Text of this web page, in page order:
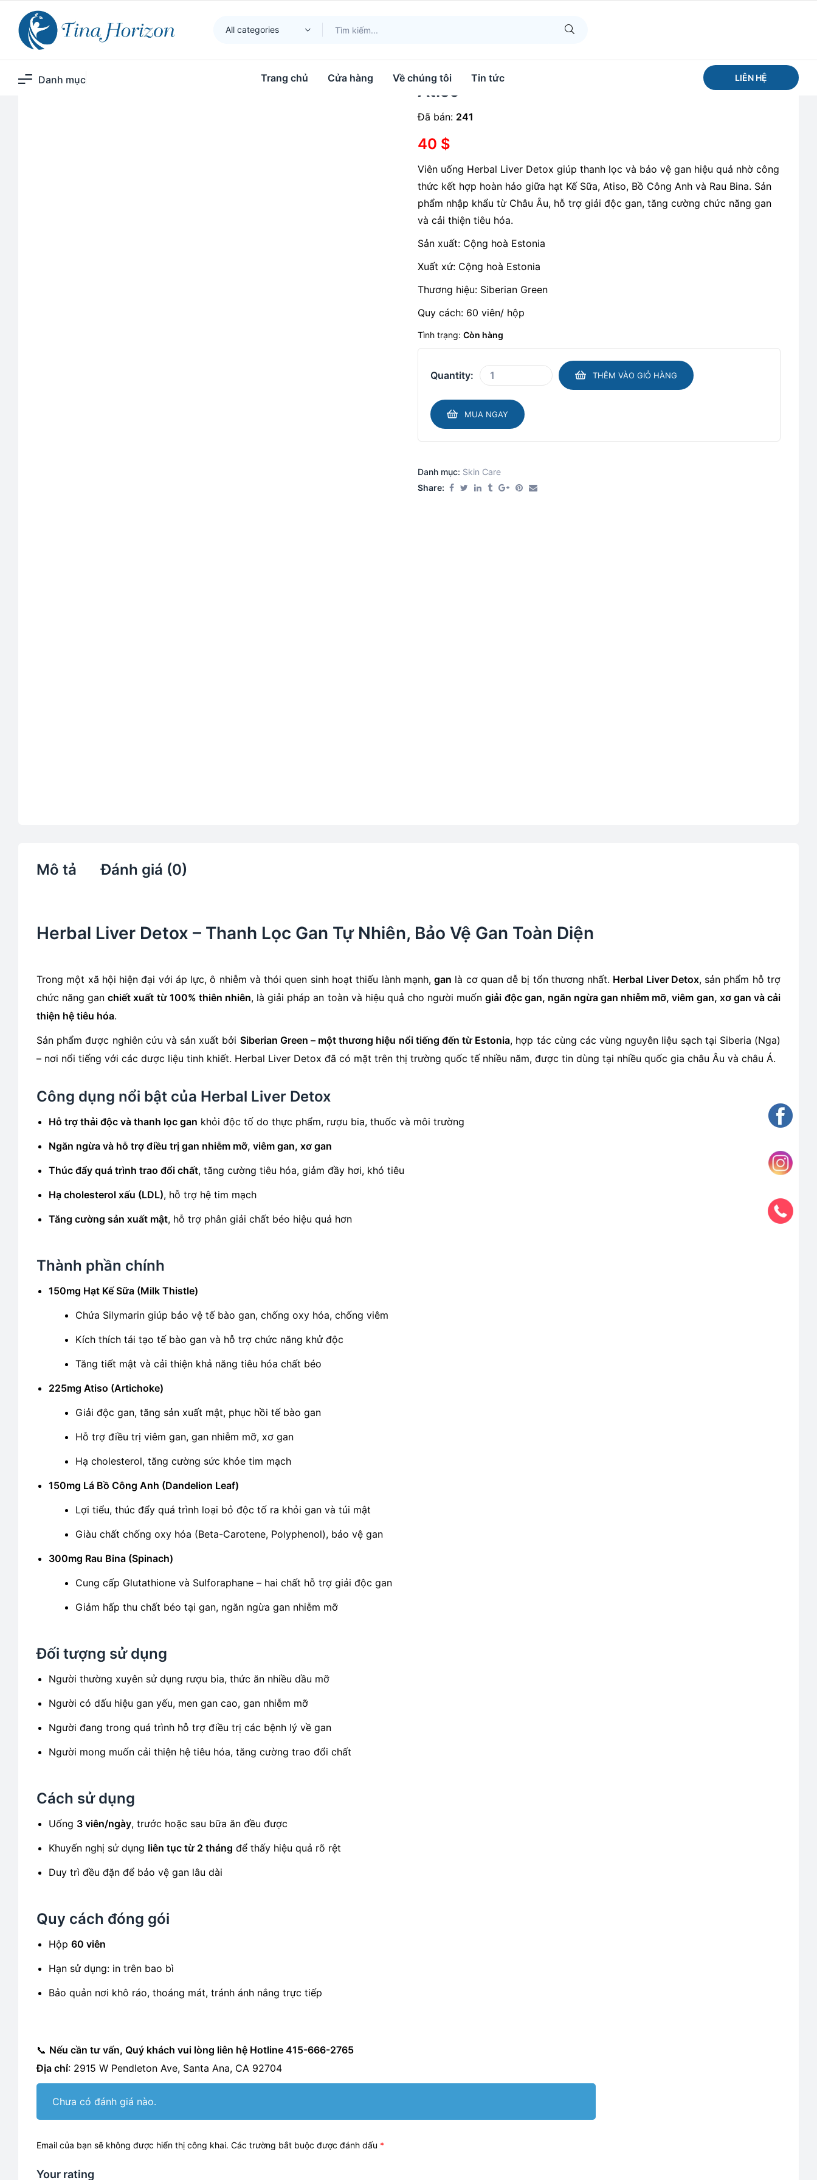
All categories
Danh mục Trang chủ Cửa hàng Về chúng tôi Tin tức LIÊN HỆ
Tina Horizon Sản phẩm Viên Uống Giải Độc Gan Từ Hạt Kế Sữa & Atiso
Viên Uống Giải Độc Gan Từ Hạt Kế Sữa &
Atiso
Đã bán: 241
40 $
Viên uống Herbal Liver Detox giúp thanh lọc và bảo vệ gan hiệu quả nhờ công
thức kết hợp hoàn hảo giữa hạt Kế Sữa, Atiso, Bồ Công Anh và Rau Bina. Sản
phẩm nhập khẩu từ Châu Âu, hỗ trợ giải độc gan, tăng cường chức năng gan
và cải thiện tiêu hóa.
Sản xuất: Cộng hoà Estonia
Xuất xứ: Cộng hoà Estonia
Thương hiệu: Siberian Green
Quy cách: 60 viên/ hộp
Tình trạng: Còn hàng
Quantity: THÊM VÀO GIỎ HÀNG
MUA NGAY
Danh mục: Skin Care​
Share:
Mô tả Đánh giá (0)
Herbal Liver Detox – Thanh Lọc Gan Tự Nhiên, Bảo Vệ Gan Toàn Diện
Trong một xã hội hiện đại với áp lực, ô nhiễm và thói quen sinh hoạt thiếu lành mạnh,gan là cơ quan dễ bị tổn thương nhất. Herbal Liver Detox, sản phẩm hỗ trợ
chức năng ganchiết xuất từ 100% thiên nhiên, là giải pháp an toàn và hiệu quả cho người muốngiải độc gan, ngăn ngừa gan nhiễm mỡ, viêm gan, xơ gan và cải
thiện hệ tiêu hóa.
Sản phẩm được nghiên cứu và sản xuất bởi Siberian Green – một thương hiệu nổi tiếng đến từ Estonia, hợp tác cùng các vùng nguyên liệu sạch tại Siberia (Nga)
– nơi nổi tiếng với các dược liệu tinh khiết. Herbal Liver Detox đã có mặt trên thị trường quốc tế nhiều năm, được tin dùng tại nhiều quốc gia châu Âu và châu Á.
Công dụng nổi bật của Herbal Liver Detox
Hỗ trợ thải độc và thanh lọc gan khỏi độc tố do thực phẩm, rượu bia, thuốc và môi trường
Ngăn ngừa và hỗ trợ điều trị gan nhiễm mỡ, viêm gan, xơ gan
Thúc đẩy quá trình trao đổi chất, tăng cường tiêu hóa, giảm đầy hơi, khó tiêu
Hạ cholesterol xấu (LDL), hỗ trợ hệ tim mạch
Tăng cường sản xuất mật, hỗ trợ phân giải chất béo hiệu quả hơn
Thành phần chính
150mg Hạt Kế Sữa (Milk Thistle)
Chứa Silymarin giúp bảo vệ tế bào gan, chống oxy hóa, chống viêm
Kích thích tái tạo tế bào gan và hỗ trợ chức năng khử độc
Tăng tiết mật và cải thiện khả năng tiêu hóa chất béo
225mg Atiso (Artichoke)
Giải độc gan, tăng sản xuất mật, phục hồi tế bào gan
Hỗ trợ điều trị viêm gan, gan nhiễm mỡ, xơ gan
Hạ cholesterol, tăng cường sức khỏe tim mạch
150mg Lá Bồ Công Anh (Dandelion Leaf)
Lợi tiểu, thúc đẩy quá trình loại bỏ độc tố ra khỏi gan và túi mật
Giàu chất chống oxy hóa (Beta-Carotene, Polyphenol), bảo vệ gan
300mg Rau Bina (Spinach)
Cung cấp Glutathione và Sulforaphane – hai chất hỗ trợ giải độc gan
Giảm hấp thu chất béo tại gan, ngăn ngừa gan nhiễm mỡ
Đối tượng sử dụng
Người thường xuyên sử dụng rượu bia, thức ăn nhiều dầu mỡ
Người có dấu hiệu gan yếu, men gan cao, gan nhiễm mỡ
Người đang trong quá trình hỗ trợ điều trị các bệnh lý về gan
Người mong muốn cải thiện hệ tiêu hóa, tăng cường trao đổi chất
Cách sử dụng
Uống 3 viên/ngày, trước hoặc sau bữa ăn đều được
Khuyến nghị sử dụng liên tục từ 2 tháng để thấy hiệu quả rõ rệt
Duy trì đều đặn để bảo vệ gan lâu dài
Quy cách đóng gói
Hộp 60 viên
Hạn sử dụng: in trên bao bì
Bảo quản nơi khô ráo, thoáng mát, tránh ánh nắng trực tiếp
📞 Nếu cần tư vấn, Quý khách vui lòng liên hệ Hotline 415-666-2765
Địa chỉ: 2915 W Pendleton Ave, Santa Ana, CA 92704
Chưa có đánh giá nào.
Email của bạn sẽ không được hiển thị công khai. Các trường bắt buộc được đánh dấu *
Your rating